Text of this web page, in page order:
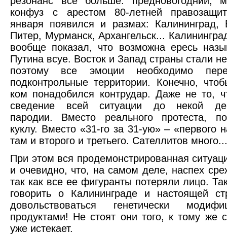
конфуз с арестом 80-летней
января появился и размах: Калининград,
Питер, Мурманск, Архангельск...
вообще показал, что возможна ересь
Путина всуе. Восток и Запад страны стали
поэтому все эмоции необходимо
подконтрольные территории. Конечно,
ком понадобился контрудар. Даже не то,
сведение всей ситуации до некой
пародии. Вместо реального протеста,
куклу. Вместо «31-го за 31-ую» – «первого
там и второго и третьего. Сателлитов много...
При этом вся продемонстрированная
и очевидно, что, на самом деле, наспех
так как все ее фигуранты потеряли лицо.
говорить о Калининграде и настоящей
довольствоваться генетически
продуктами! Не стоят они того, к тому же
уже истекает.